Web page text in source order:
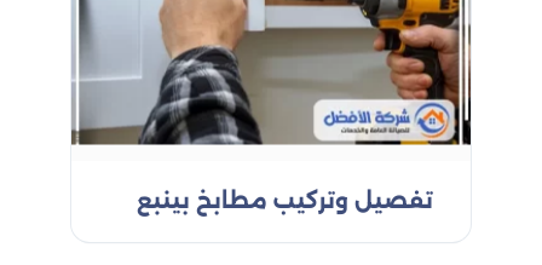
الأجهزة الكهربائية في المطبخ مثل الأفران، الثلاجات،
والميكروويف، مما يضمن لك راحة البال ويقلل من
الحاجة لإصلاحات مستقبلية.نحرص على تقديم خدمات
صيانة مطابخ احترافية باستخدام مواد عالية الجودة
تضمن لك نتائج تدوم طويلاً. كما نعمل على معالجة أي
أو انسداد الأحواض، أو تلف الأرفف والخزائن، مما يتيح لك
الحصول على مطبخ يعمل بكفاءة تامة.بالإضافة إلى
تفصيل وتركيب مطابخ بينبع